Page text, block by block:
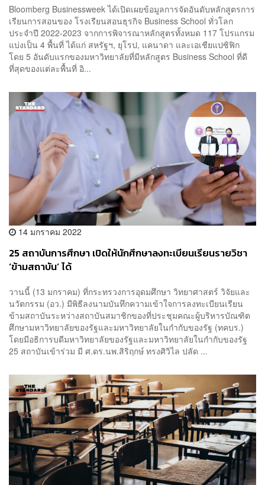
Bloomberg Businessweek ได้เปิดเผยข้อมูลการจัดอันดับหลักสูตรการ
เรียนการสอนของ โรงเรียนสอนธุรกิจ Business School ทั่วโลก
ประจำปี 2022-2023 จากการพิจารณาหลักสูตรทั้งหมด 117 โปรแกรม
แบ่งเป็น 4 พื้นที่ ได้แก่ สหรัฐฯ, ยุโรป, แคนาดา และเอเชียแปซิฟิก
โดย 5 อันดับแรกของมหาวิทยาลัยที่มีหลักสูตร Business School ที่ดี
ที่สุดของแต่ละพื้นที่ อิ...
14 มกราคม 2022
25 สถาบันการศึกษา เปิดให้นักศึกษาลงทะเบียนเรียนรายวิชา
‘ข้ามสถาบัน’ ได้
วานนี้ (13 มกราคม) ที่กระทรวงการอุดมศึกษา วิทยาศาสตร์ วิจัยและ
นวัตกรรม (อว.) มีพิธีลงนามบันทึกความเข้าใจการลงทะเบียนเรียน
ข้ามสถาบันระหว่างสถาบันสมาชิกของที่ประชุมคณะผู้บริหารบัณฑิต
ศึกษามหาวิทยาลัยของรัฐและมหาวิทยาลัยในกำกับของรัฐ (ทคบร.)
โดยมีอธิการบดีมหาวิทยาลัยของรัฐและมหาวิทยาลัยในกำกับของรัฐ
25 สถาบันเข้าร่วม มี ศ.ดร.นพ.สิริฤกษ์ ทรงศิวิไล ปลัด ...